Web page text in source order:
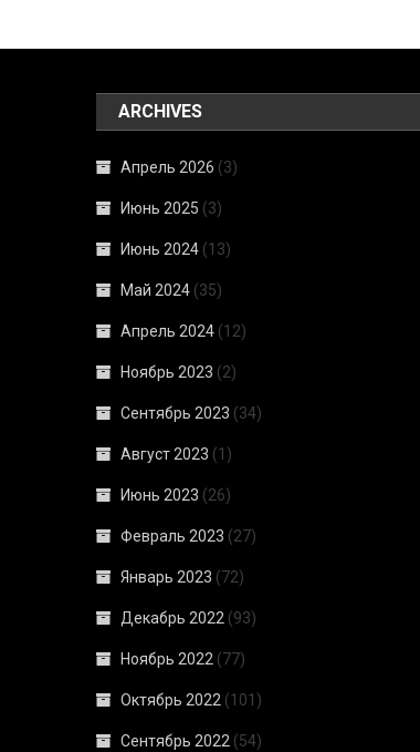
ARCHIVES
Апрель 2026 (3)
Июнь 2025 (3)
Июнь 2024 (13)
Май 2024 (35)
Апрель 2024 (12)
Ноябрь 2023 (2)
Сентябрь 2023 (34)
Август 2023 (1)
Июнь 2023 (26)
Февраль 2023 (27)
Январь 2023 (72)
Декабрь 2022 (93)
Ноябрь 2022 (77)
Октябрь 2022 (101)
Сентябрь 2022 (54)